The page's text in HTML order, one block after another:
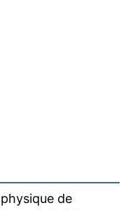
physique de